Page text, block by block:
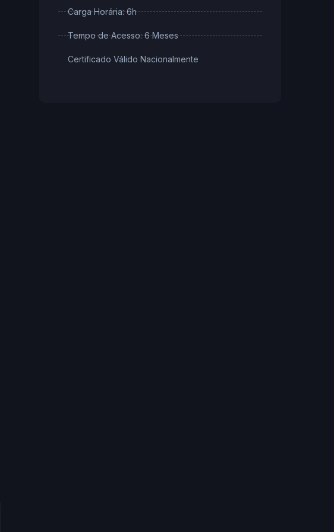
Carga Horária: 6h
Tempo de Acesso: 6 Meses
Certificado Válido Nacionalmente